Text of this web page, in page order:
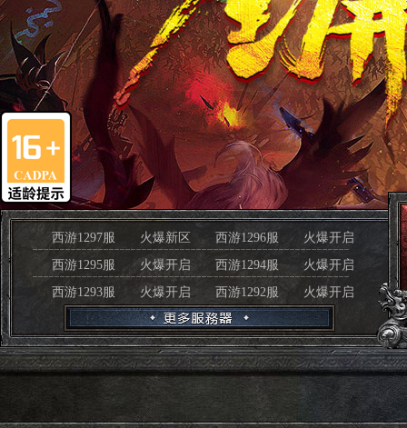
西游1297服 火爆新区 西游1296服
火爆开启
西游1295服
火爆开启 西游1294服
火爆开启
西游1293服
火爆开启 西游1292服 火爆开启